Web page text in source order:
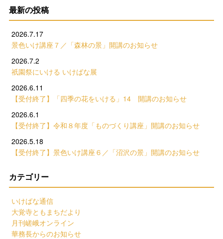
最新の投稿
2026.7.17
景色いけ講座７／「森林の景」開講のお知らせ
2026.7.2
祇園祭にいける いけばな展
2026.6.11
【受付終了】「四季の花をいける」14 開講のお知らせ
2026.6.1
【受付終了】令和８年度「ものづくり講座」開講のお知らせ
2026.5.18
【受付終了】景色いけ講座６／「沼沢の景」開講のお知らせ
カテゴリー
いけばな通信
大覚寺ともまちだより
月刊嵯峨オンライン
華務長からのお知らせ